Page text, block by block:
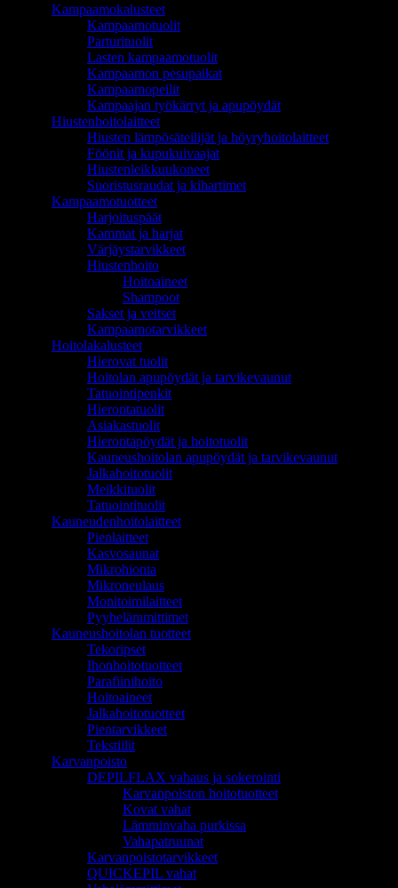
Kampaamokalusteet
Kampaamotuolit
Parturituolit
Lasten kampaamotuolit
Kampaamon pesupaikat
Kampaamopeilit
Kampaajan työkärryt ja apupöydät
Hiustenhoitolaitteet
Hiusten lämpösäteilijät ja höyryhoitolaitteet
Föönit ja kupukuivaajat
Hiustenleikkuukoneet
Suoristusraudat ja kihartimet
Kampaamotuotteet
Harjoituspäät
Kammat ja harjat
Värjäystarvikkeet
Hiustenhoito
Hoitoaineet
Shampoot
Sakset ja veitset
Kampaamotarvikkeet
Hoitolakalusteet
Hierovat tuolit
Hoitolan apupöydät ja tarvikevaunut
Tatuointipenkit
Hierontatuolit
Asiakastuolit
Hierontapöydät ja hoitotuolit
Kauneushoitolan apupöydät ja tarvikevaunut
Jalkahoitotuolit
Meikkituolit
Tatuointituolit
Kauneudenhoitolaitteet
Pienlaitteet
Kasvosaunat
Mikrohionta
Mikroneulaus
Monitoimilaitteet
Pyyhelämmittimet
Kauneushoitolan tuotteet
Tekoripset
Ihonhoitotuotteet
Parafiinihoito
Hoitoaineet
Jalkahoitotuotteet
Pientarvikkeet
Tekstiilit
Karvanpoisto
DEPILFLAX vahaus ja sokerointi
Karvanpoiston hoitotuotteet
Kovat vahat
Lämminvaha purkissa
Vahapatruunat
Karvanpoistotarvikkeet
QUICKEPIL vahat